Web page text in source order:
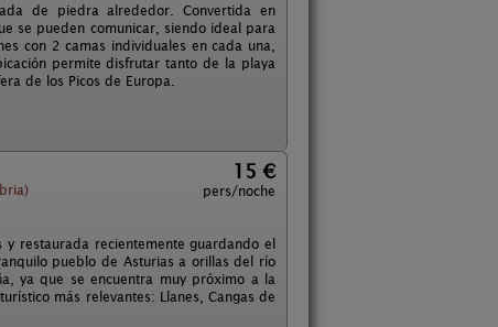
de piedra alrededor. Convertida en
se pueden comunicar, siendo ideal para
con 2 camas individuales en cada una,
permite disfrutar tanto de la playa
de los Picos de Europa.
15 €
pers/noche
restaurada recientemente guardando el
pueblo de Asturias a orillas del río
ya que se encuentra muy próximo a la
más relevantes: Llanes, Cangas de